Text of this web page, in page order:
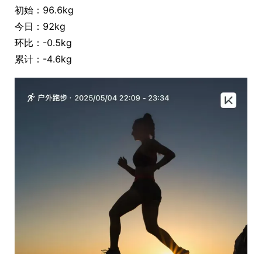
初始：96.6kg
今日：92kg
环比：-0.5kg
累计：-4.6kg